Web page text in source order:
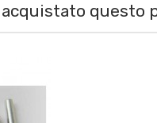
questo